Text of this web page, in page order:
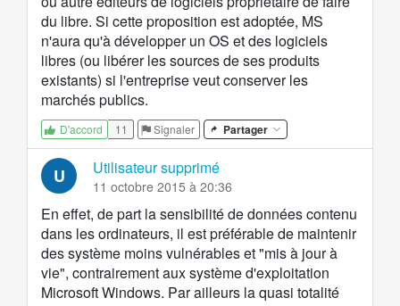
du libre. Si cette proposition est adoptée, MS
n'aura qu'à développer un OS et des logiciels
libres (ou libérer les sources de ses produits
existants) si l'entreprise veut conserver les
marchés publics.
D'accord 11 Signaler Partager
U Utilisateur supprimé
11 octobre 2015 à 20:36
En effet, de part la sensibilité de données contenu
dans les ordinateurs, il est préférable de maintenir
des système moins vulnérables et "mis à jour à
vie", contrairement aux système d'exploitation
Microsoft Windows. Par ailleurs la quasi totalité